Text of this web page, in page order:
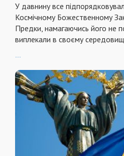
У давнину все
Космічному Божественному
Предки, намагаючись його не
виплекали в своєму